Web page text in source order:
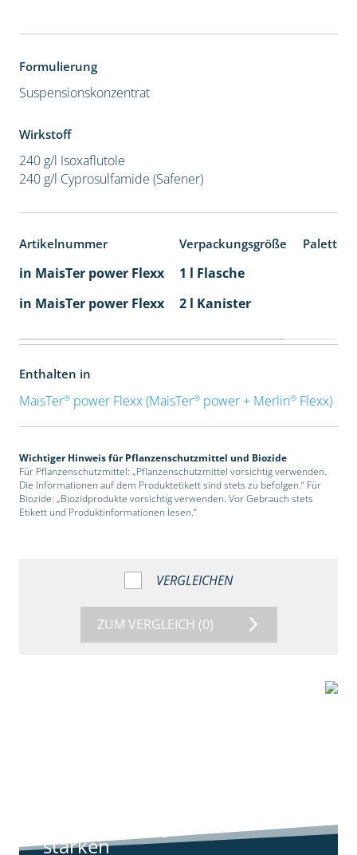
Formulierung
Suspensionskonzentrat
Wirkstoff
240 g/l Isoxaflutole
240 g/l Cyprosulfamide (Safener)
Artikelnummer Verpackungsgröße
in MaisTer power Flexx
1 l Flasche
in MaisTer power Flexx
2 l Kanister
Enthalten in
MaisTer®power Flexx (MaisTer®power + Merlin®Flexx)
Wichtiger Hinweis für Pflanzenschutzmittel und Biozide
Für Pflanzenschutzmittel: „Pflanzenschutzmittel vorsichtig verwenden.
Die Informationen auf dem Produktetikett sind stets zu befolgen.“ Für
Biozide: „Biozidprodukte vorsichtig verwenden. Vor Gebrauch stets
Etikett und Produktinformationen lesen.“
VERGLEICHEN
ZUM VERGLEICH (0)
starken